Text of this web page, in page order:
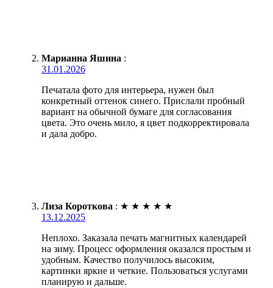
Марианна Яшина :
31.01.2026
Печатала фото для интерьера, нужен был
конкретный оттенок синего. Прислали пробный
вариант на обычной бумаге для согласования
цвета. Это очень мило, я цвет подкорректировала
и дала добро.
Лиза Короткова : ★ ★ ★ ★ ★
13.12.2025
Неплохо. Заказала печать магнитных календарей
на зиму. Процесс оформления оказался простым и
удобным. Качество получилось высоким,
картинки яркие и четкие. Пользоваться услугами
планирую и дальше.